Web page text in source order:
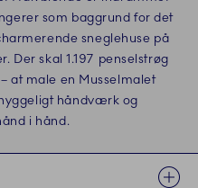
som baggrund for det
sneglehuse på
Der skal 1.197 penselstrøg
at male en Musselmalet
håndværk og
i hånd.